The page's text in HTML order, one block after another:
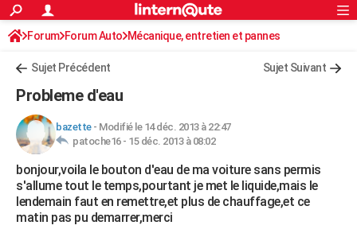
ACTUALITÉS
Politique
Société
Faits Divers
Education
Monde
Villes
+
FINANCE
Retraite
Impôts
Epargne
Immobilier
Risques naturels par ville
Banque
Assurance
Crédit
AUTO
Essais
Réserver un essai
Citadines
Berlines
SUV
Forum auto
+HIGH-TECH
Mobiles
Meilleur smartphone
Internet
Ordinateurs
Jeux vidéo
Guide high-tech
+BRICOLAGE
Rechercher
S'inscrire
Connexion
Forum Forum Auto Mécanique, entretien et pannes
Sujet Précédent Sujet Suivant
Probleme d'eau
bazette- Modifié le 14 déc. 2013 à 22:47
patoche16 - 15 déc. 2013 à 08:02
bonjour,voila le bouton d'eau de ma voiture sans permis
s'allume tout le temps,pourtant je met le liquide,mais le
lendemain faut en remettre,et plus de chauffage,et ce
matin pas pu demarrer,merci